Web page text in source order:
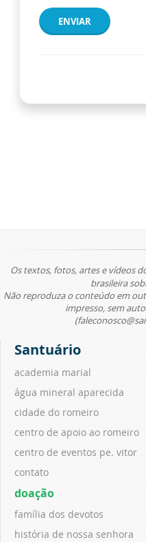
ENVIAR
Os textos, fotos, artes e vídeos
brasileira
Não reproduza o conteúdo em
impresso, sem
Santuário
academia marial
água mineral aparecida
cidade do romeiro
centro de apoio ao romeiro
centro de eventos pe. vitor
contato
doação
família dos devotos
história de nossa senhora